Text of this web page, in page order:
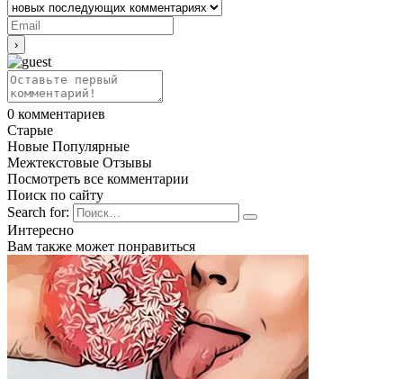
0 комментариев
Старые
Новые Популярные
Межтекстовые Отзывы
Посмотреть все комментарии
Поиск по сайту
Search for:
Интересно
Вам также может понравиться